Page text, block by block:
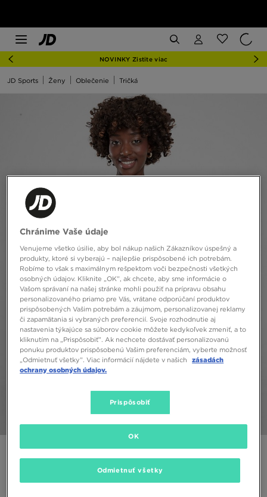
NOVINKY Zistite viac
JD Sports Ženy Oblečenie Tričká
TRIČKO W JORDAN SS OS GFX TEE BQ
24,00 €
Chránime Vaše údaje
Venujeme všetko úsilie, aby bol nákup našich Zákazníkov úspešný a
produkty, ktoré si vyberajú – najlepšie prispôsobené ich potrebám.
Robíme to však s maximálnym rešpektom voči bezpečnosti všetkých
osobných údajov. Kliknite „OK”, ak chcete, aby sme informácie o
Vašom správaní na našej stránke mohli použiť na prípravu obsahu
personalizovaného priamo pre Vás, vrátane odporúčaní produktov
prispôsobených Vašim potrebám a záujmom, personalizovanej reklamy
či zapamätania si vybraných preferencií. Svoje rozhodnutie aj
nastavenia týkajúce sa súborov cookie môžete kedykoľvek zmeniť, a to
kliknutím na „Prispôsobiť”. Ak nechcete dostávať personalizovanú
ponuku produktov prispôsobenú Vašim preferenciám, vyberte možnosť
„Odmietnuť všetky”. Viac informácií nájdete v našich
zásadách
ochrany osobných údajov.
Prispôsobiť
Odmietnuť všetky
OK